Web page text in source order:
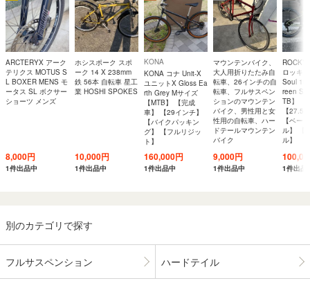
ARCTERYX アーク
テリクス MOTUS S
L BOXER MENS モ
ータス SL ボクサー
ショーツ メンズ
8,000円
1件出品中
ホシスポーク スポ
ーク 14 X 238mm
鉄 56本 自転車 星工
業 HOSHI SPOKES
10,000円
1件出品中
KONA
KONA コナ Unit-X
ユニットX Gloss Ea
rth Grey Mサイズ
【MTB】 【完成
車】 【29インチ】
【バイクパッキン
グ】 【フルリジッ
ト】
160,000円
1件出品中
マウンテンバイク、
大人用折りたたみ自
転車、26インチの自
転車、フルサスペン
ションのマウンテン
バイク、男性用と女
性用の自転車、ハー
ドテールマウンテン
バイク
9,000円
1件出品中
ROCKY
ロッキ
Soul 10
reen
TB】 【
【27.5
【ベー
ル】 【
ル】
1件出品
別のカテゴリで探す
フルサスペンション ハードテイル